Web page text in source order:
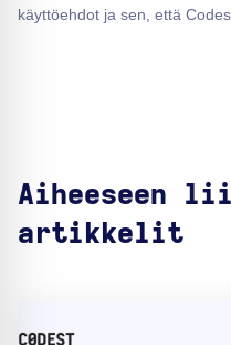
käyttöehdot ja sen, että
Aiheeseen
artikkelit